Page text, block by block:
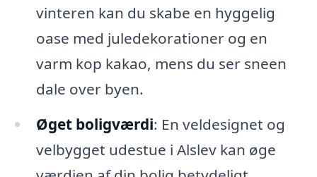
vinteren kan du skabe en hyggelig
oase med juledekorationer og en
varm kop kakao, mens du ser sneen
dale over byen.
Øget boligværdi: En veldesignet og
velbygget udestue i Alslev kan øge